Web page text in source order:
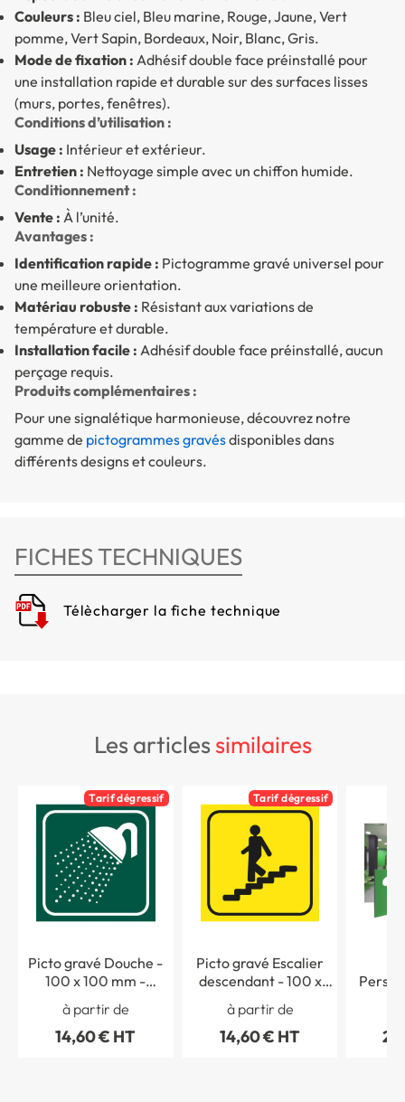
Couleurs : Bleu ciel, Bleu marine, Rouge, Jaune, Vert
pomme, Vert Sapin, Bordeaux, Noir, Blanc, Gris.
Mode de fixation : Adhésif double face préinstallé pour
une installation rapide et durable sur des surfaces lisses
(murs, portes, fenêtres).
Conditions d’utilisation :
Usage : Intérieur et extérieur.
Entretien : Nettoyage simple avec un chiffon humide.
Conditionnement :
Vente : À l’unité.
Avantages :
Identification rapide : Pictogramme gravé universel pour
une meilleure orientation.
Matériau robuste : Résistant aux variations de
température et durable.
Installation facile : Adhésif double face préinstallé, aucun
perçage requis.
Produits complémentaires :
Pour une signalétique harmonieuse, découvrez notre
gamme de pictogrammes gravésdisponibles dans
différents designs et couleurs.
FICHES TECHNIQUES
Télècharger la fiche technique
les articlessimilaires
Tarif dégressif
Picto gravé Douche -
100 x 100 mm -
Gamme Couleur
à partir de
14,60 € HT
Tarif dégressif
Picto gravé Escalier
descendant - 100 x
100 mm - Gamme
Couleur
à partir de
14,60 € HT